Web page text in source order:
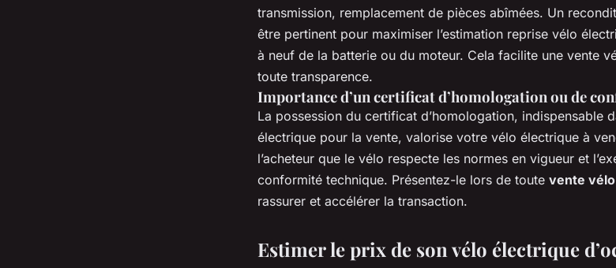
transmission, remplacement de pièces abîmées. Un
être pertinent pour maximiser l’estimation reprise vélo
à neuf de la batterie ou du moteur. Cela facilite une vente
toute transparence.
Importance d’un certificat d’homologation ou de
La possession du certificat d’homologation, indispensable
électrique pour la vente, valorise votre vélo électrique à
l’acheteur que le vélo respecte les normes en vigueur et
conformité technique. Présentez-le lors de toute vente
rassurer et accélérer la transaction.
Estimer le prix de son vélo électrique